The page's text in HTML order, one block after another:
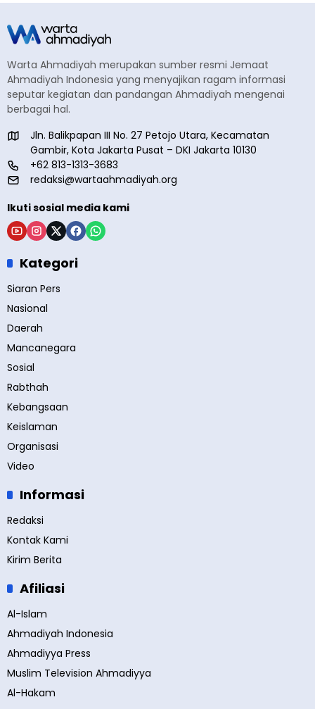
Warta Ahmadiyah merupakan sumber resmi Jemaat
Ahmadiyah Indonesia yang menyajikan ragam informasi
seputar kegiatan dan pandangan Ahmadiyah mengenai
berbagai hal.
Jln. Balikpapan III No. 27 Petojo Utara, Kecamatan
Gambir, Kota Jakarta Pusat – DKI Jakarta 10130
+62 813-1313-3683
redaksi@wartaahmadiyah.org
Ikuti sosial media kami
Kategori
Siaran Pers
Nasional
Daerah
Mancanegara
Sosial
Rabthah
Kebangsaan
Keislaman
Organisasi
Video
Informasi
Redaksi
Kontak Kami
Kirim Berita
Afiliasi
Al-Islam
Ahmadiyah Indonesia
Ahmadiyya Press
Muslim Television Ahmadiyya
Al-Hakam